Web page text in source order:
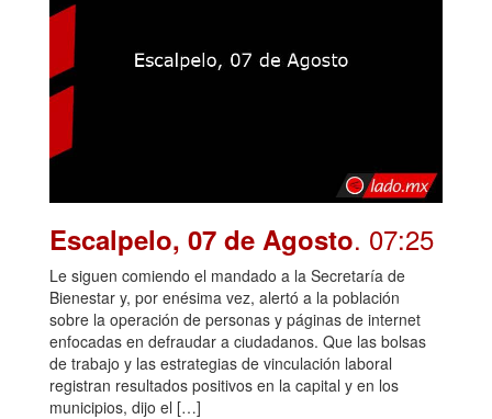
Escalpelo, 07 de Agosto. 07:25
Le siguen comiendo el mandado a la Secretaría de
Bienestar y, por enésima vez, alertó a la población
sobre la operación de personas y páginas de internet
enfocadas en defraudar a ciudadanos. Que las bolsas
de trabajo y las estrategias de vinculación laboral
registran resultados positivos en la capital y en los
municipios, dijo el […]